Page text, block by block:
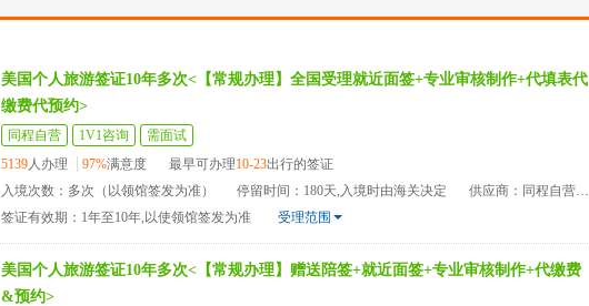
美国个人旅游签证10年多次<【常规办理】全国受理就近面签+专业审核制作+代填表代
缴费代预约>
同程自营 1V1咨询
需面试
5139人办理 97%满意度 最早可办理10-23出行的签证
入境次数：多次（以领馆签发为准）
停留时间：180天,入境时由海关决定
供应商：同程自营
签证有效期：1年至10年,以使领馆签发为准
受理范围
美国个人旅游签证10年多次<【常规办理】赠送陪签+就近面签+专业审核制作+代缴费
&预约>